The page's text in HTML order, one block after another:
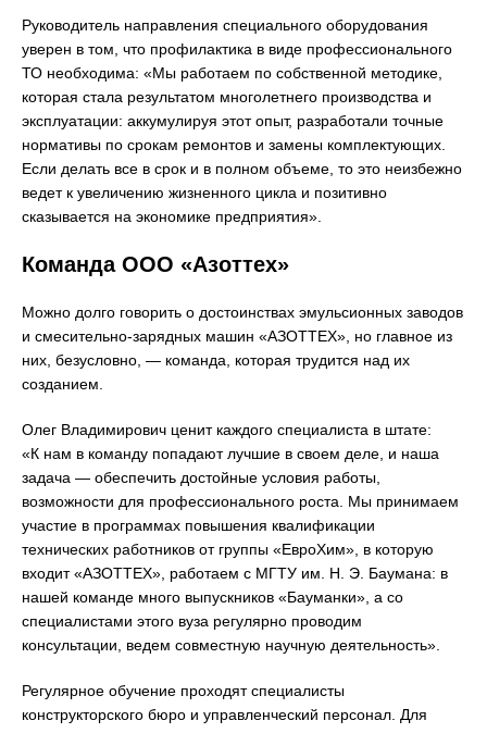
Руководитель направления специального оборудования
уверен в том, что профилактика в виде профессионального
ТО необходима: «Мы работаем по собственной методике,
которая стала результатом многолетнего производства и
эксплуатации: аккумулируя этот опыт, разработали точные
нормативы по срокам ремонтов и замены комплектующих.
Если делать все в срок и в полном объеме, то это неизбежно
ведет к увеличению жизненного цикла и позитивно
сказывается на экономике предприятия».
Команда ООО «Азоттех»
Можно долго говорить о достоинствах эмульсионных заводов
и смесительно-зарядных машин «АЗОТТЕХ», но главное из
них, безусловно, — команда, которая трудится над их
созданием.
Олег Владимирович ценит каждого специалиста в штате:
«К нам в команду попадают лучшие в своем деле, и наша
задача — обеспечить достойные условия работы,
возможности для профессионального роста. Мы принимаем
участие в программах повышения квалификации
технических работников от группы «ЕвроХим», в которую
входит «АЗОТТЕХ», работаем с МГТУ им. Н. Э. Баумана: в
нашей команде много выпускников «Бауманки», а со
специалистами этого вуза регулярно проводим
консультации, ведем совместную научную деятельность».
Регулярное обучение проходят специалисты
конструкторского бюро и управленческий персонал. Для